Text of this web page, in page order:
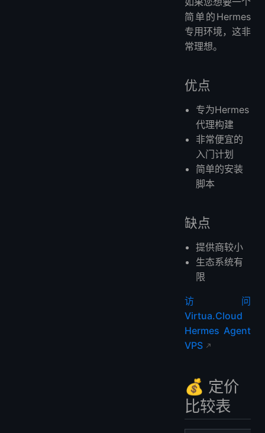
简单的Hermes
专用环境，这非
常理想。
优点
专为Hermes
代理构建
非常便宜的
入门计划
简单的安装
脚本
缺点
提供商较小
生态系统有
限
访问
Virtua.Cloud
Hermes Agent
VPS
💰 定价
比较表